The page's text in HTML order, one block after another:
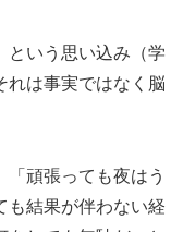
3種対応
肢です。
という思い込み（学
れは事実ではなく脳
「頑張っても夜はう
も結果が伴わない経